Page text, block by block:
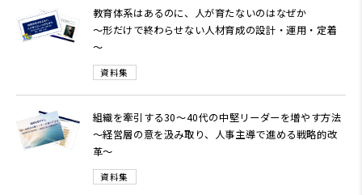
教育体系はあるのに、人が育たないのはなぜか
～形だけで終わらせない人材育成の設計・運用・定着
～
資料集
組織を牽引する30～40代の中堅リーダーを増やす方法
～経営層の意を汲み取り、人事主導で進める戦略的改
革～
資料集